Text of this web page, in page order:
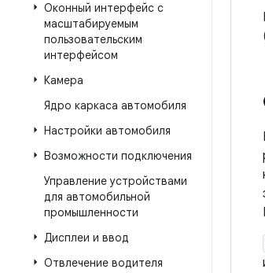
Оконный интерфейс с
масштабируемым
пользовательским
интерфейсом
Камера
Ядро каркаса автомобиля
Настройки автомобиля
Возможности подключения
Управление устройствами
для автомобильной
промышленности
Дисплеи и ввод
Отвлечение водителя